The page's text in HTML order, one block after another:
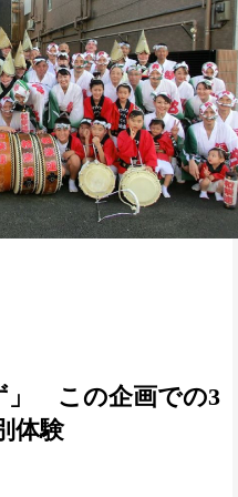
」 この企画での3
体験